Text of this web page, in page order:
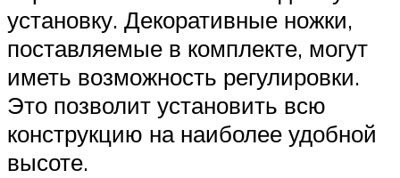
установку. Декоративные ножки,
поставляемые в комплекте, могут
иметь возможность регулировки.
Это позволит установить всю
конструкцию на наиболее удобной
высоте.